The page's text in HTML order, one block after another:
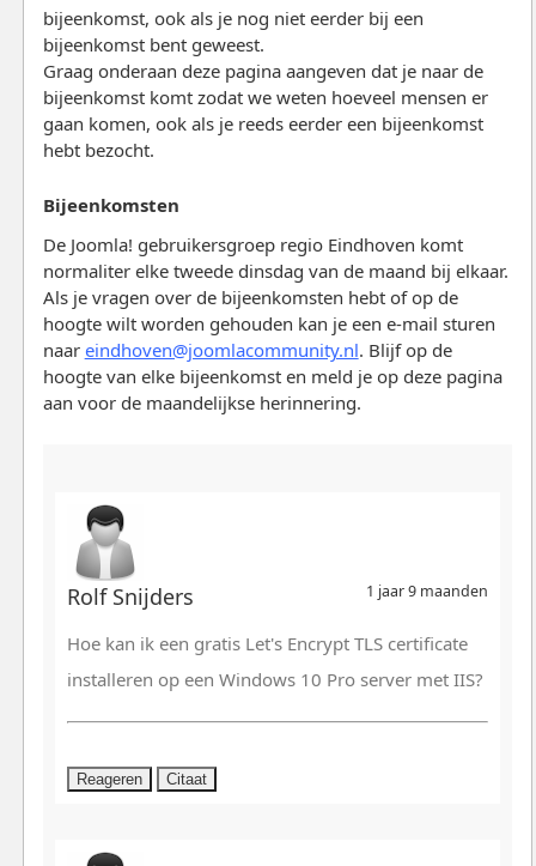
bijeenkomst, ook als je nog niet eerder bij een
bijeenkomst bent geweest.
Graag onderaan deze pagina aangeven dat je naar de
bijeenkomst komt zodat we weten hoeveel mensen er
gaan komen, ook als je reeds eerder een bijeenkomst
hebt bezocht.
Bijeenkomsten
De Joomla! gebruikersgroep regio Eindhoven komt
normaliter elke tweede dinsdag van de maand bij elkaar.
Als je vragen over de bijeenkomsten hebt of op de
hoogte wilt worden gehouden kan je een e-mail sturen
naar eindhoven@joomlacommunity.nl. Blijf op de
hoogte van elke bijeenkomst en meld je op deze pagina
aan voor de maandelijkse herinnering.
Rolf Snijders 1 jaar 9 maanden
Hoe kan ik een gratis Let's Encrypt TLS certificate
installeren op een Windows 10 Pro server met IIS?
Reageren Citaat